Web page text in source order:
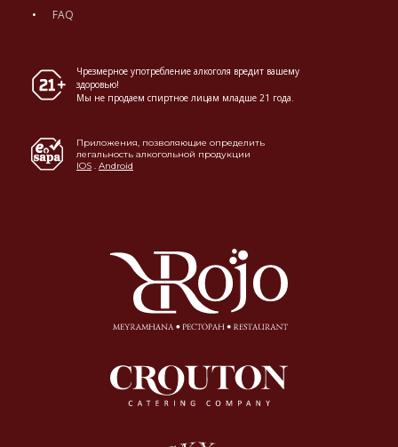
FAQ
Чрезмерное употребление алкоголя вредит вашему
здоровью!
Мы не продаем спиртное лицам младше 21 года.
Приложения, позволяющие определить
легальность алкогольной продукции
IOS . Android